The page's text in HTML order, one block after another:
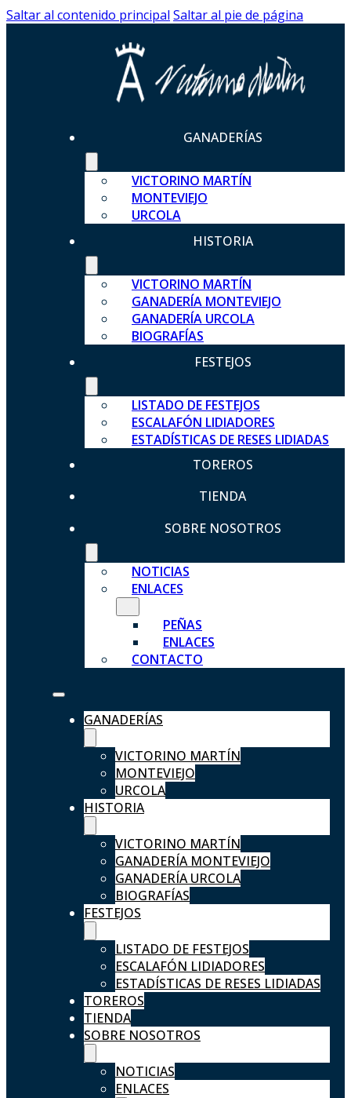
Saltar al contenido principal Saltar al pie de página
GANADERÍAS
VICTORINO MARTÍN
MONTEVIEJO
URCOLA
HISTORIA
VICTORINO MARTÍN
GANADERÍA MONTEVIEJO
GANADERÍA URCOLA
BIOGRAFÍAS
FESTEJOS
LISTADO DE FESTEJOS
ESCALAFÓN LIDIADORES
ESTADÍSTICAS DE RESES LIDIADAS
TOREROS
TIENDA
SOBRE NOSOTROS
NOTICIAS
ENLACES
PEÑAS
ENLACES
CONTACTO
GANADERÍAS
VICTORINO MARTÍN
MONTEVIEJO
URCOLA
HISTORIA
VICTORINO MARTÍN
GANADERÍA MONTEVIEJO
GANADERÍA URCOLA
BIOGRAFÍAS
FESTEJOS
LISTADO DE FESTEJOS
ESCALAFÓN LIDIADORES
ESTADÍSTICAS DE RESES LIDIADAS
TOREROS
TIENDA
SOBRE NOSOTROS
NOTICIAS
ENLACES